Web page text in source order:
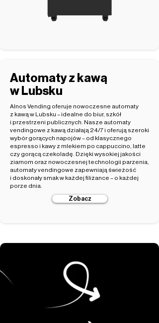
Automaty z kawą
w Lubsku
Alnos Vending oferuje nowoczesne automaty
z kawą w Lubsku – idealne do biur, szkół
i przestrzeni publicznych. Nasze automaty
vendingowe z kawą działają 24/7 i oferują szeroki
wybór gorących napojów – od klasycznego
espresso i kawy z mlekiem po cappuccino, latte
czy gorącą czekoladę. Dzięki wysokiej jakości
ziarnom oraz nowoczesnej technologii parzenia,
automaty vendingowe zapewniają świeżość
i doskonały smak w każdej filiżance – o każdej
porze dnia.
Zobacz